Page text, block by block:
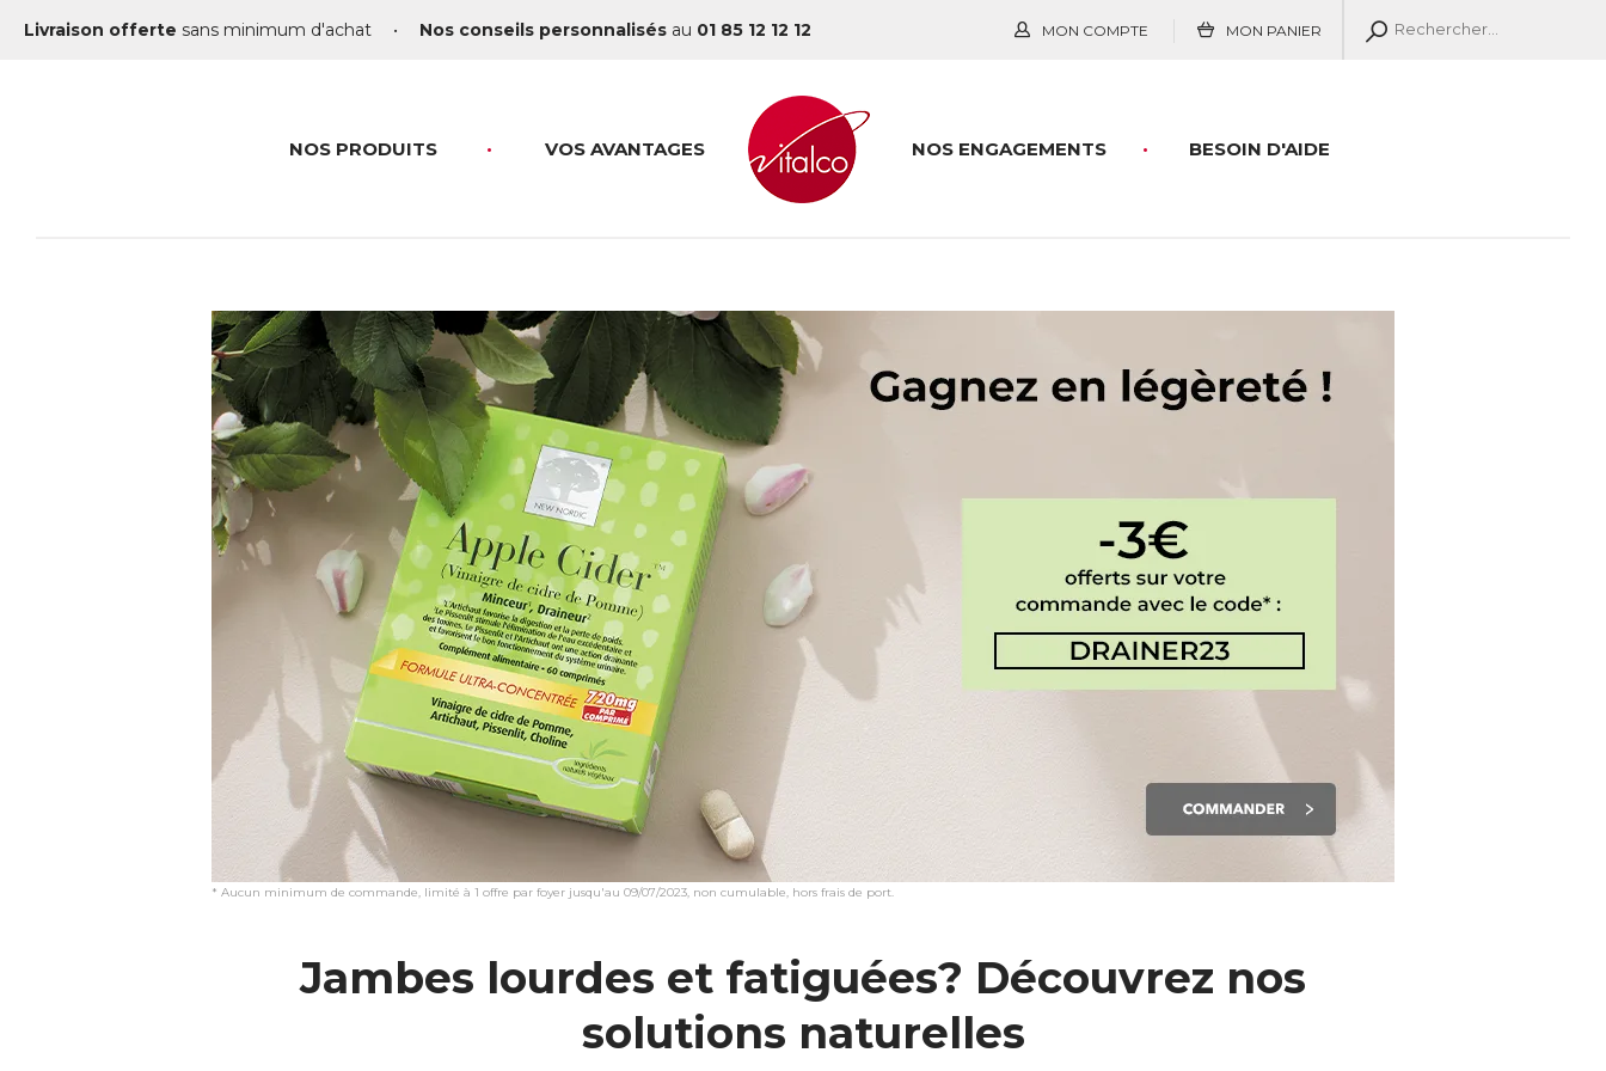
Livraison offerte sans minimum d'achat • Nos conseils personnalisés au 01 85 12 12 12 MON COMPTE MON PANIER
NOS PRODUITS VOS AVANTAGES BESOIN D'AIDE
NOS ENGAGEMENTS
* Aucun minimum de commande, limité à 1 offre par foyer jusqu'au 09/07/2023, non cumulable, hors frais de port.
Jambes lourdes et fatiguées? Découvrez nos
solutions naturelles